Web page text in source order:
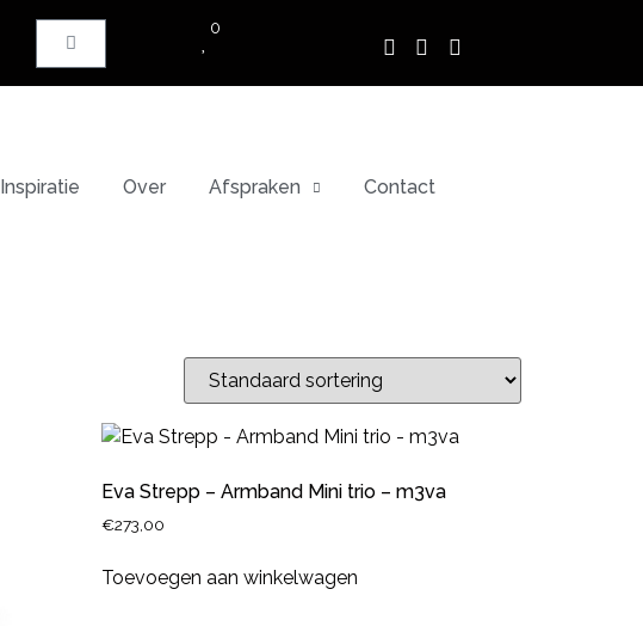
0
Inspiratie Over Afspraken Contact
Eva Strepp – Armband Mini trio – m3va
€273,00
Toevoegen aan winkelwagen